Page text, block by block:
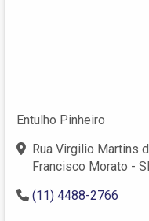
Entulho Pinheiro
Rua Virgilio Martins
Francisco Morato -
(11) 4488-2766